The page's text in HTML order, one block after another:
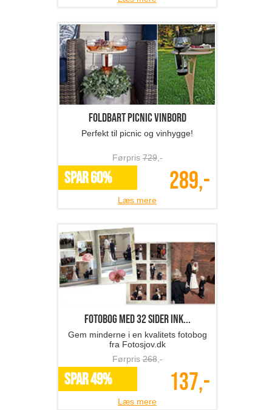
Førpris ,-
SPAR 50% 396,-
Læs mere
Foldbart picnic vinbord
Førpris
SPAR 60% 289,-
Læs mere
Fotobog med 32 sider ink...